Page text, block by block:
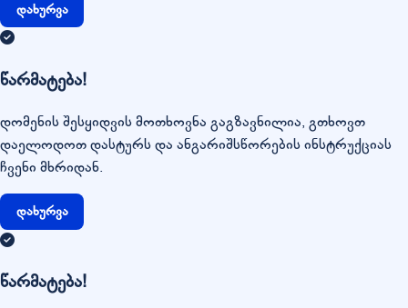
დახურვა
წარმატება!
დომენის შესყიდვის მოთხოვნა გაგზავნილია, გთხოვთ
დაელოდოთ დასტურს და ანგარიშსწორების ინსტრუქციას
ჩვენი მხრიდან.
დახურვა
წარმატება!